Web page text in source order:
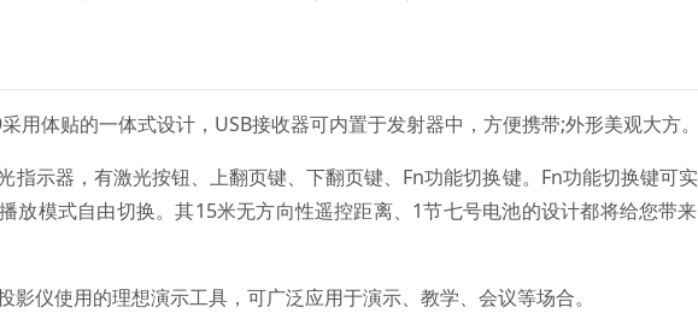
用体贴的一体式设计，USB接收器可内置于发射器中，方便携带;外形美观大方。
指示器，有激光按钮、上翻页键、下翻页键、Fn功能切换键。Fn功能切换键可
放模式自由切换。其15米无方向性遥控距离、1节七号电池的设计都将给您带
影仪使用的理想演示工具，可广泛应用于演示、教学、会议等场合。